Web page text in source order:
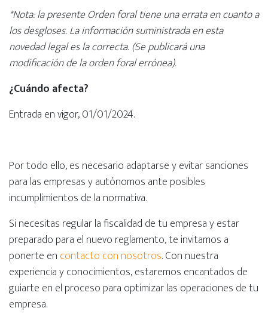
*Nota: la presente Orden foral tiene una errata en cuanto a
los desgloses. La información suministrada en esta
novedad legal es la correcta. (Se publicará una
modificación de la orden foral errónea).
¿Cuándo afecta?
Entrada en vigor, 01/01/2024.
Por todo ello, es necesario adaptarse y evitar sanciones
para las empresas y autónomos ante posibles
incumplimientos de la normativa.
Si necesitas regular la fiscalidad de tu empresa y estar
preparado para el nuevo reglamento, te invitamos a
ponerte en contacto con nosotros. Con nuestra
experiencia y conocimientos, estaremos encantados de
guiarte en el proceso para optimizar las operaciones de tu
empresa.